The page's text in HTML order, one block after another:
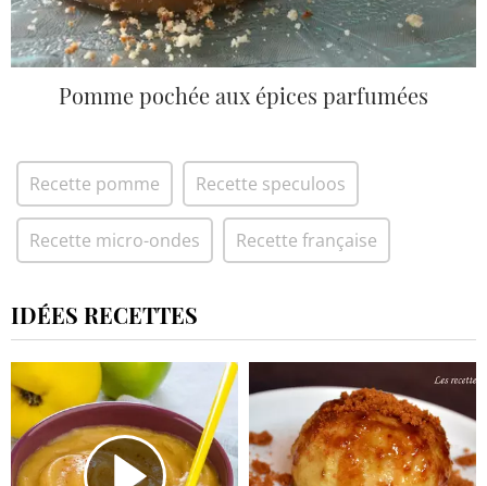
Pomme pochée aux épices parfumées
Recette pomme Recette speculoos
Recette micro-ondes Recette française
IDÉES RECETTES